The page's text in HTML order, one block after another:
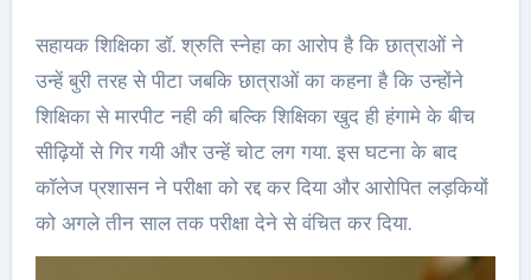
सहायक शिक्षिका डॉ. श्रुति स्नेहा का आरोप है कि छात्राओं ने
उन्हें बुरी तरह से पीटा जबकि छात्राओं का कहना है कि उन्होंने
शिक्षिका से मारपीट नही की बल्कि शिक्षिका खुद ही हंगामे के बीच
सीढ़ियों से गिर गयी और उन्हें चोट लग गया. इस घटना के बाद
कॉलेज प्रशासन ने परीक्षा को रद्द कर दिया और आरोपित लड़कियों
को अगले तीन साल तक परीक्षा देने से वंचित कर दिया.